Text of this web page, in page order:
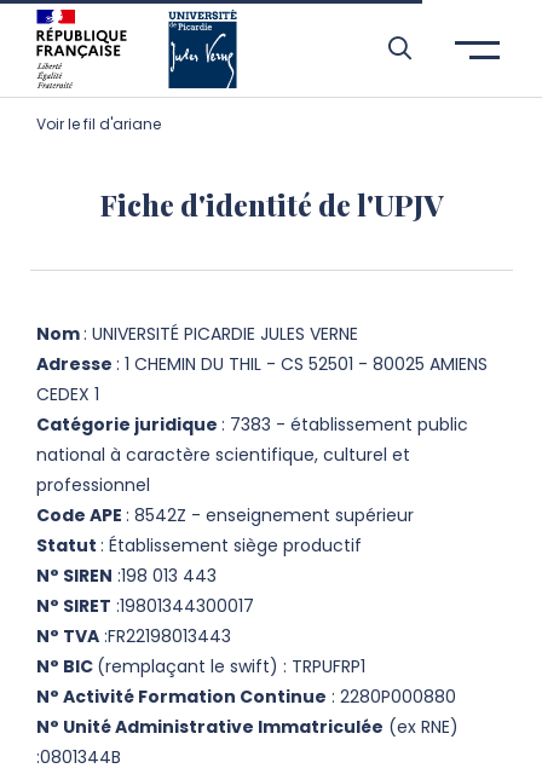
Aller à l’entête de page
Aller au menu principale
Aller au contenu principal
Aller à la recherche
Passer aux cookies
Aller au pied de page
Voir le fil d'ariane
Fiche d'identité de l'UPJV
Nom: UNIVERSITÉ PICARDIE JULES VERNE
Adresse : 1 CHEMIN DU THIL - CS 52501 - 80025 AMIENS
CEDEX 1
Catégorie juridique : 7383 - établissement public
national à caractère scientifique, culturel et
professionnel
Code APE : 8542Z - enseignement supérieur
Statut : Établissement siège productif
N° SIREN :198 013 443
N° SIRET :19801344300017
N° TVA :FR22198013443
N° BIC (remplaçant le swift) : TRPUFRP1
N° Activité Formation Continue : 2280P000880
N° Unité Administrative Immatriculée (ex RNE)
:0801344B